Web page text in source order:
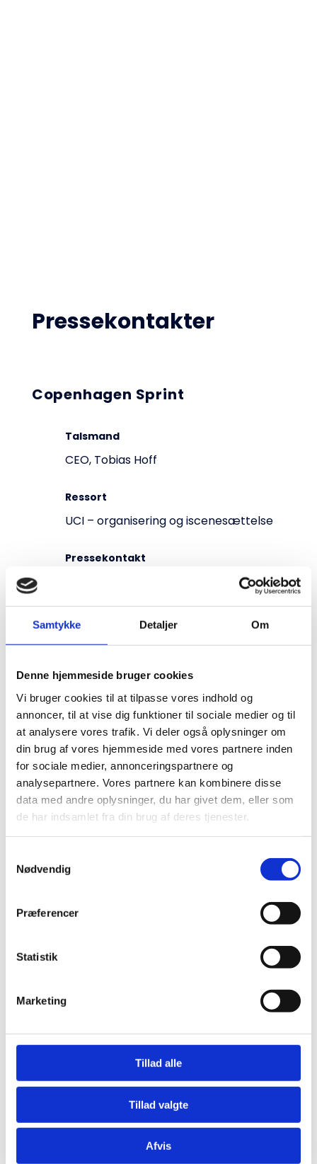
Samtykke Detaljer Om
Denne hjemmeside bruger cookies
Vi bruger cookies til at tilpasse vores indhold og
annoncer, til at vise dig funktioner til sociale medier og til
at analysere vores trafik. Vi deler også oplysninger om
din brug af vores hjemmeside med vores partnere inden
for sociale medier, annonceringspartnere og
analysepartnere. Vores partnere kan kombinere disse
data med andre oplysninger, du har givet dem, eller som
de har indsamlet fra din brug af deres tjenester.
Nødvendig
Præferencer
Statistik
Marketing
Tillad alle
Tillad valgte
Afvis
Pressekontakter
Copenhagen Sprint
Talsmand
CEO, Tobias Hoff
Ressort
UCI – organisering og iscenesættelse
Pressekontakt
Danmarks Cykle Union (DCU)
Formand Morten Anderson
Ressort
Cykling og indvirkningen på klubber og
hold
+45 43 26 28 02
Københavns Kommune
Overborgmester Sisse Marie Welling
Ressort
Overordnet om den politiske
Pressekontakt
Anette Amalie Juhl Lindschouw.
Mobil 26 13 65 49